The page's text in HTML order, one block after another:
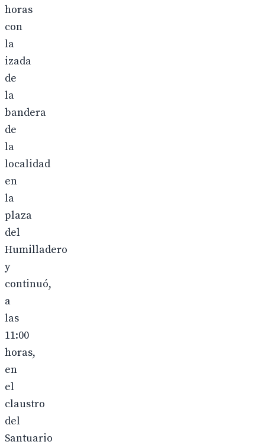
horas
con
la
izada
de
la
bandera
de
la
localidad
en
la
plaza
del
Humilladero
y
continuó,
a
las
11:00
horas,
en
el
claustro
del
Santuario